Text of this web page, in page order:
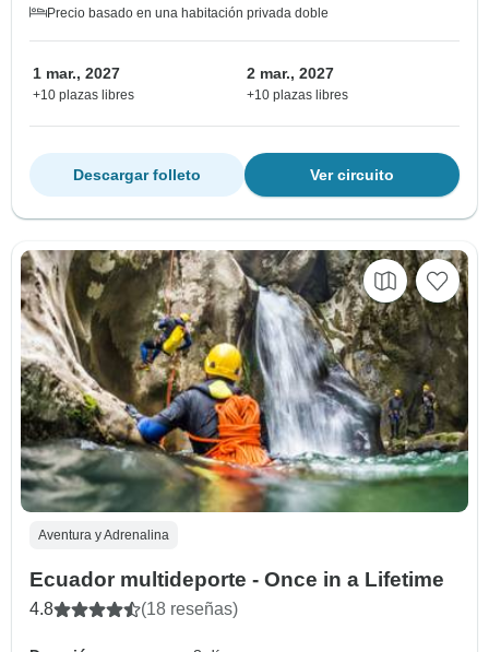
Precio basado en una habitación privada doble
1 mar., 2027
+10 plazas libres
2 mar., 2027
+10 plazas libres
Ver circuito
Descargar folleto
Aventura y Adrenalina
Ecuador multideporte - Once in a Lifetime
4.8 (18 reseñas)